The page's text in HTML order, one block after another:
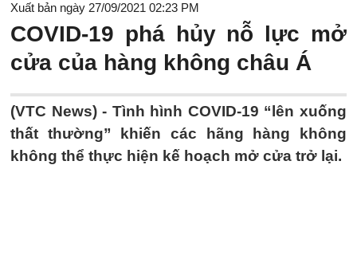
Xuất bản ngày 27/09/2021 02:23 PM
COVID-19 phá hủy nỗ lực mở
cửa của hàng không châu Á
(VTC News) - Tình hình COVID-19 “lên xuống
thất thường” khiến các hãng hàng không
không thể thực hiện kế hoạch mở cửa trở lại.